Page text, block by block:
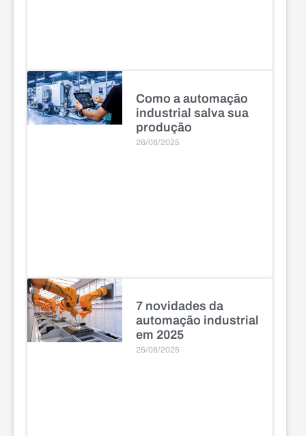
Como a automação
industrial salva sua
produção
26/08/2025
7 novidades da
automação industrial
em 2025
25/08/2025